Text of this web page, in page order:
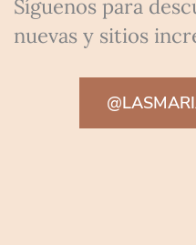
Síguenos para
nuevas y sitios